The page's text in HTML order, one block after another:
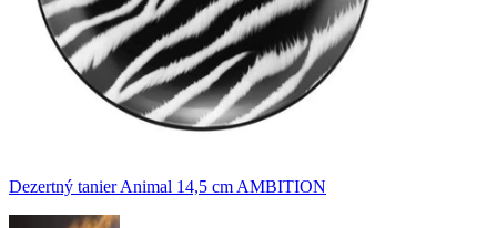
Dezertný tanier Animal 14,5 cm AMBITION